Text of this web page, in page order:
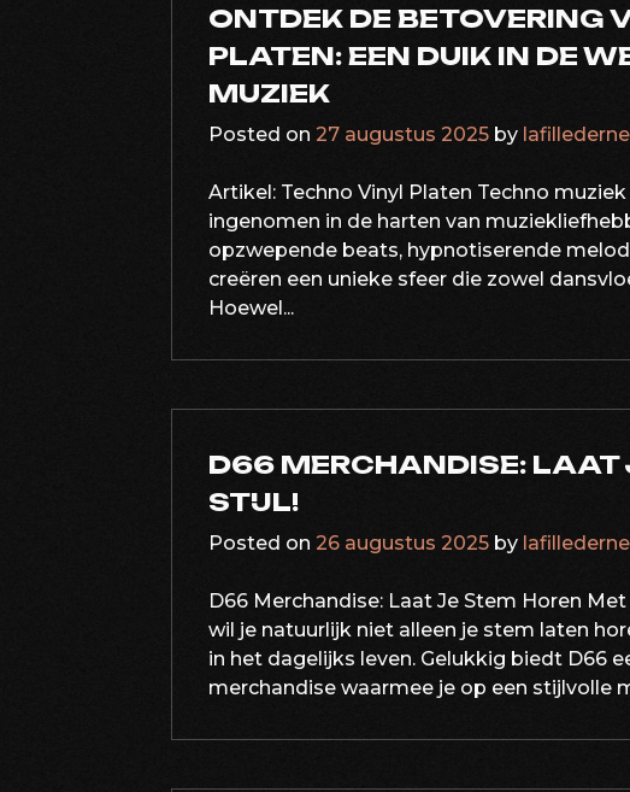
ONTDEK DE BETOVERING
PLATEN: EEN DUIK IN DE
MUZIEK
Posted on 27 augustus 2025 by
Artikel: Techno Vinyl Platen Techno
ingenomen in de harten van
opzwepende beats, hypnotiserende
creëren een unieke sfeer die zowel
Hoewel...
D66 MERCHANDISE: LAAT
STIJL!
Posted on 26 augustus 2025 by
D66 Merchandise: Laat Je Stem Horen
wil je natuurlijk niet alleen je stem laten
in het dagelijks leven. Gelukkig biedt D66
merchandise waarmee je op een stijlvolle